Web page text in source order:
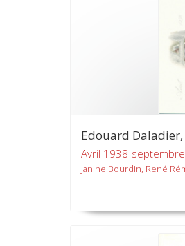
Edouard
Avril 1938-
Janine Bourdin, René